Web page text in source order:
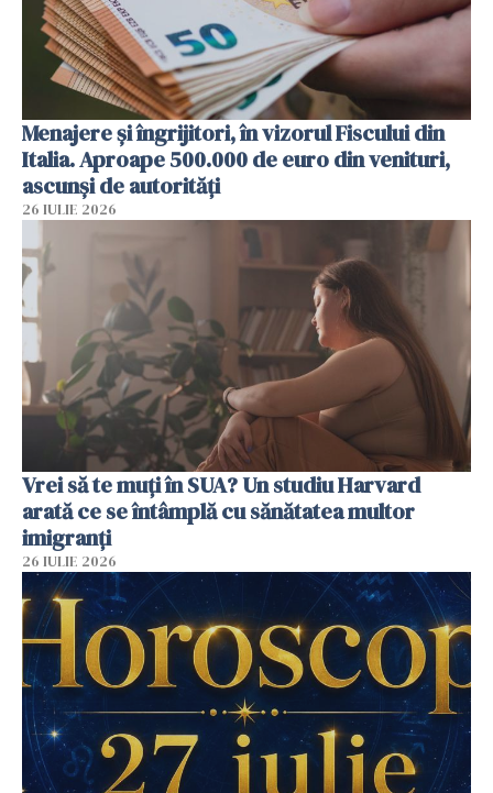
Menajere și îngrijitori, în vizorul Fiscului din
Italia. Aproape 500.000 de euro din venituri,
ascunși de autorități
26 IULIE 2026
Vrei să te muți în SUA? Un studiu Harvard
arată ce se întâmplă cu sănătatea multor
imigranți
26 IULIE 2026